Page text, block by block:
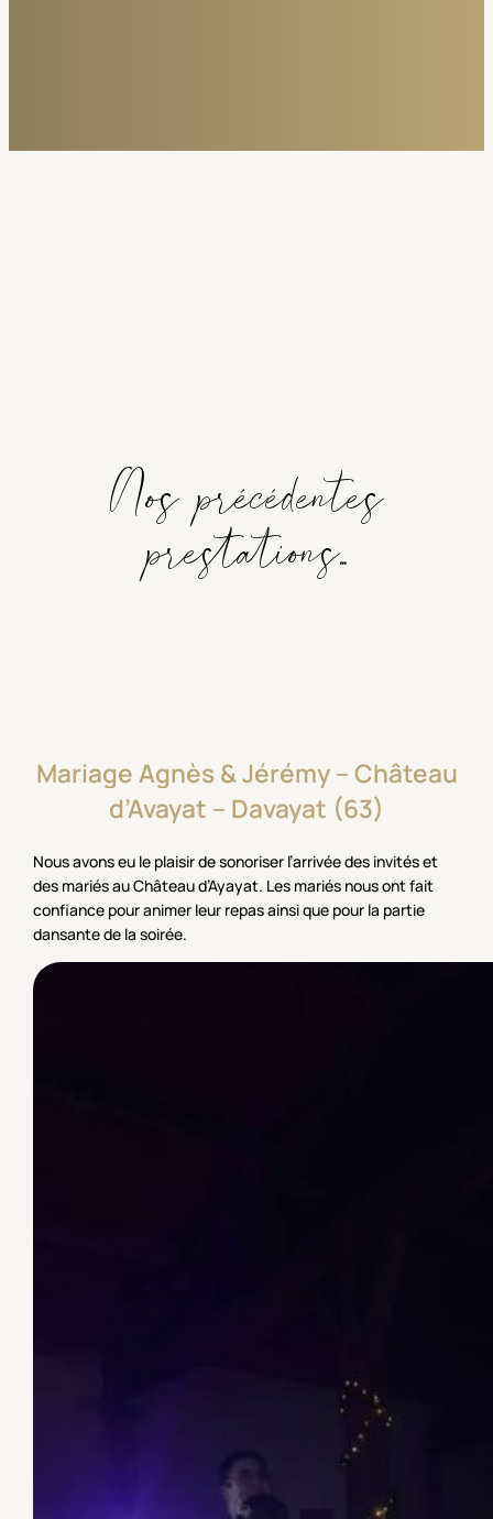
Nos précédentes
prestations...
MariageAgnès &Jérémy –Château
d’Avayat – Davayat (63)
Nous avons eu le plaisir de sonoriser l’arrivée des invités et
des mariés au Château d’Ayayat. Les mariés nous ont fait
confiance pour animer leur repas ainsi que pour la partie
dansante de la soirée.